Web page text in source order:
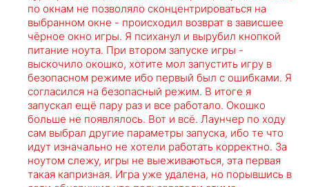
по окнам не позволяло сконцентрироваться на
выбранном окне - происходил возврат в зависшее
чёрное окно игры. Я психанул и вырубил кнопкой
питание ноута. При втором запуске игры -
выскочило окошко, хотите мол запустить игру в
безопасном режиме ибо первый был с ошибками. Я
согласился на безопасный режим. В итоге я
запускал ещё пару раз и все работало. Окошко
больше не появлялось. Вот и всё. Лаунчер по ходу
сам выбрал другие параметры запуска, ибо те что
идут изначально не хотели работать корректно. За
ноутом слежу, игры не выеживаються, эта первая
такая капризная. Игра уже удалена, но порывшись в